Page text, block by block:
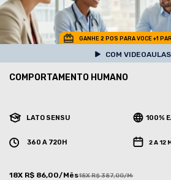
GANHE 2 POS PARA VOCE +1
COM VIDEOAULAS
COMPORTAMENTO HUMANO
LATO SENSU 100%
360 A 720H 2 A 12
18X R$ 86,00/Mês18X R$ 387,00/Mês